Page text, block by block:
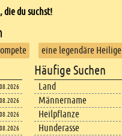
die du suchst!
eine legendäre Heilige
Häufige Suchen
Land
Männername
Heilpflanze
Hunderasse